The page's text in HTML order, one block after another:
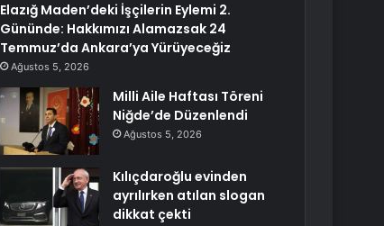
Elazığ Maden’deki İşçilerin Eylemi 2.
Gününde: Hakkımızı Alamazsak 24
Temmuz’da Ankara’ya Yürüyeceğiz
Ağustos 5, 2026
Milli Aile Haftası Töreni
Niğde’de Düzenlendi
Ağustos 5, 2026
Kılıçdaroğlu evinden
ayrılırken atılan slogan
dikkat çekti